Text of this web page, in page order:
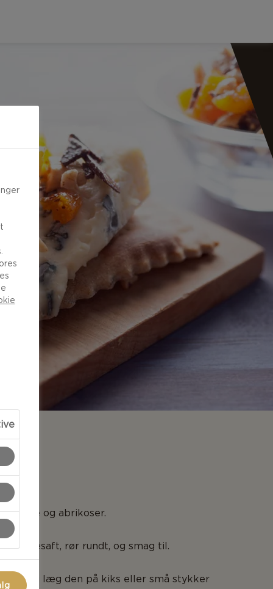
og abrikoser.
limesaft, rør rundt, og smag til.
og læg den på kiks eller små stykker